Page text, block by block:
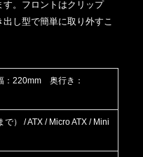
す。フロントはクリップ
し型で簡単に取り外すこ
220mm 奥行き：
で） / ATX / Micro ATX / Mini